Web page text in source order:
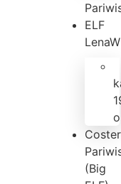
ELF
Coster
(Big